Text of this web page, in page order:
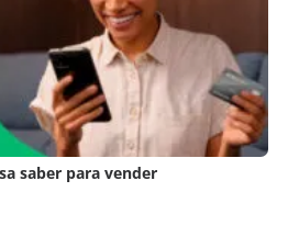
saber para vender